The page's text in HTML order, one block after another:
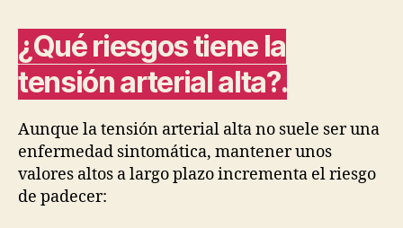
¿Qué riesgos tiene la
tensión arterial alta?.
Aunque la tensión arterial alta no suele ser una
enfermedad sintomática, mantener unos
valores altos a largo plazo incrementa el riesgo
de padecer: